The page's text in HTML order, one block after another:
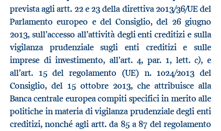
prevista agli artt. 22 e 23 della direttiva 2013/36/UE del
Parlamento europeo e del Consiglio, del 26 giugno
2013, sull’accesso all’attività degli enti creditizi e sulla
vigilanza prudenziale sugli enti creditizi e sulle
imprese di investimento, all’art. 4, par. 1, lett.c), e
all’art. 15 del regolamento (UE) n. 1024/2013 del
Consiglio, del 15 ottobre 2013, che attribuisce alla
Banca centrale europea compiti specifici in merito alle
politiche in materia di vigilanza prudenziale degli enti
creditizi, nonché agli artt. da 85 a 87 del regolamento